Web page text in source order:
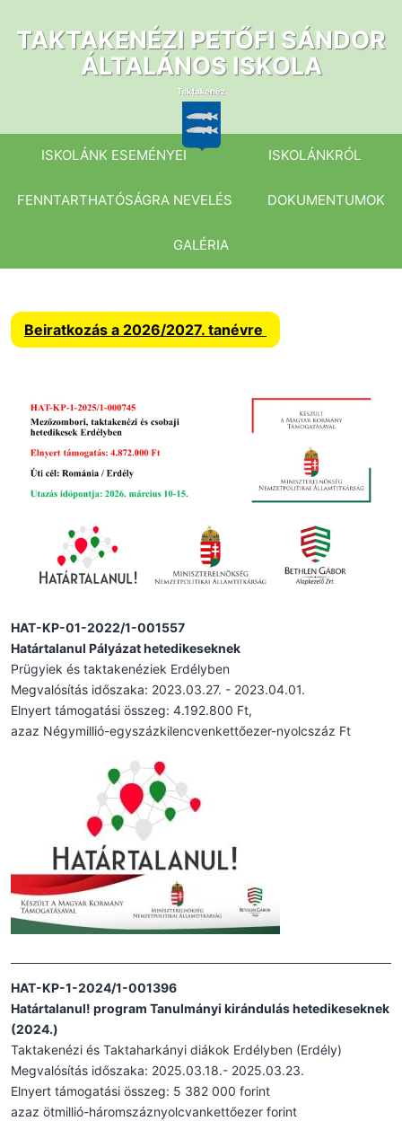
tartalomhoz
TAKTAKENÉZI PETŐFI SÁNDOR
ÁLTALÁNOS ISKOLA
ISKOLÁNK ESEMÉNYEI ISKOLÁNKRÓL
FENNTARTHATÓSÁGRA NEVELÉS DOKUMENTUMOK
GALÉRIA
Beiratkozás a 2026/2027. tanévre
HAT-KP-01-2022/1-001557
Határtalanul Pályázat hetedikeseknek
Prügyiek és taktakenéziek Erdélyben
Megvalósítás időszaka: 2023.03.27. - 2023.04.01.
Elnyert támogatási összeg: 4.192.800 Ft,
azaz Négymillió-egyszázkilencvenkettőezer-nyolcszáz Ft
HAT-KP-1-2024/1-001396
Határtalanul! program Tanulmányi kirándulás hetedikeseknek
(2024.)
Taktakenézi és Taktaharkányi diákok Erdélyben (Erdély)
Megvalósítás időszaka: 2025.03.18.- 2025.03.23.
Elnyert támogatási összeg: 5 382 000 forint
azaz ötmillió-háromszáznyolcvankettőezer forint